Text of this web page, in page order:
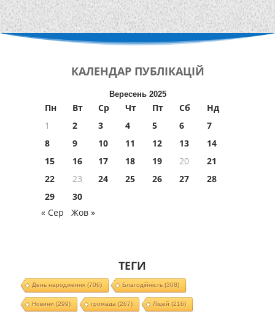
КАЛЕНДАР ПУБЛІКАЦІЙ
Вересень 2025
Пн Вт Ср Чт Пт Сб
Нд
1
2 3 4 5 6
7
8
9 10 11 12 13
14
15
16 17 18 19 20
21
22
23 24 25 26 27
28
29
30
« Сер
Жов »
ТЕГИ
День народження(706) Благодійність (308)
Новини (299) громада (267) Ліцей (216)